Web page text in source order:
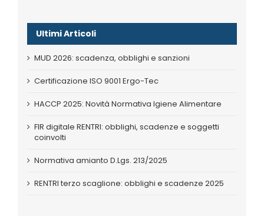
Ultimi Articoli
MUD 2026: scadenza, obblighi e sanzioni
Certificazione ISO 9001 Ergo-Tec
HACCP 2025: Novità Normativa Igiene Alimentare
FIR digitale RENTRI: obblighi, scadenze e soggetti
coinvolti
Normativa amianto D.Lgs. 213/2025
RENTRI terzo scaglione: obblighi e scadenze 2025